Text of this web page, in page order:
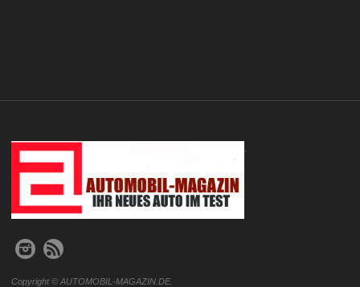
.
Copyright © AUTOMOBIL-MAGAZIN.DE.